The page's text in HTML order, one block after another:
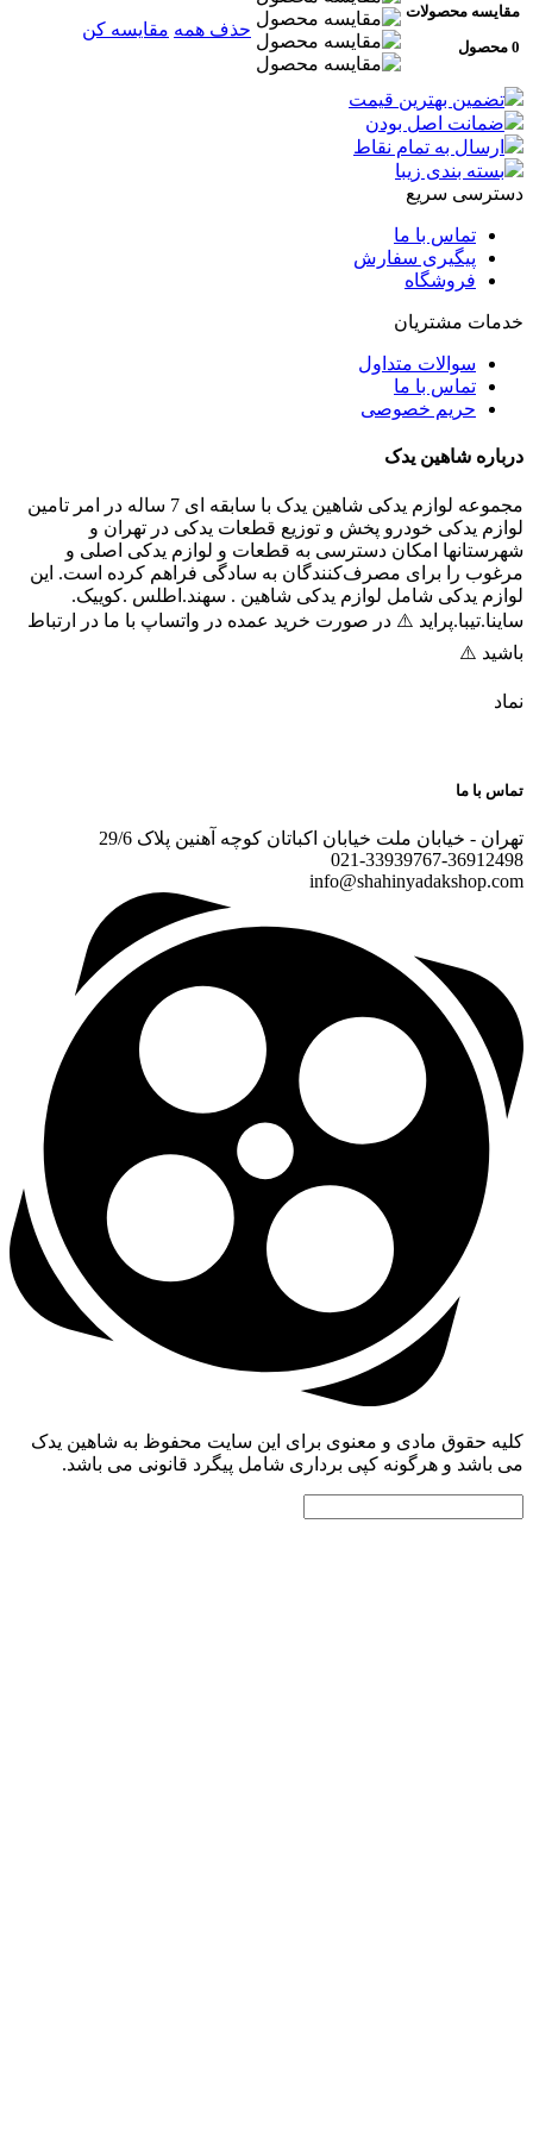
محصولات
حذف همه مقایسه کن
بهترین قیمت
اصل بودن
به تمام نقاط
بندی زیبا
سریع
تماس با ما
پیگیری سفارش
فروشگاه
مشتریان
سوالات متداول
تماس با ما
حریم خصوصی
شاهین یدک
مجموعه لوازم یدکی شاهین یدک با سابقه ای 7 ساله در امر تامین
یدکی خودرو پخش و توزیع قطعات یدکی در تهران و
امکان دسترسی به قطعات و لوازم یدکی اصلی و
را برای مصرف‌کنندگان به سادگی فراهم کرده است. این
یدکی شامل لوازم یدکی شاهین . سهند.اطلس .کوییک.
⚠️ در صورت خرید عمده در واتساپ با ما در ارتباط
⚠️
ما
- خیابان ملت خیابان اکباتان کوچه آهنین پلاک 29/6
021-33939767-
حقوق مادی و معنوی برای این سایت محفوظ به شاهین یدک
و هرگونه کپی برداری شامل پیگرد قانونی می باشد.